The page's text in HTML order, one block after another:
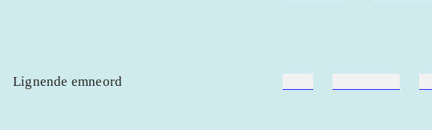
Lignende emneord